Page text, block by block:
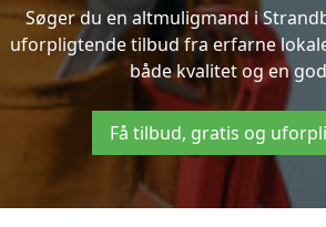
Søger du en altmuligmand i
uforpligtende tilbud fra erfarne
både kvalitet og en
Få tilbud, gratis og